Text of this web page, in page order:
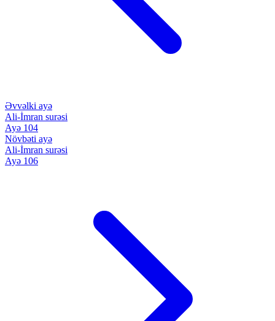
Əvvəlki ayə
Ali-İmran surəsi
Ayə 104
Növbəti ayə
Ali-İmran surəsi
Ayə 106